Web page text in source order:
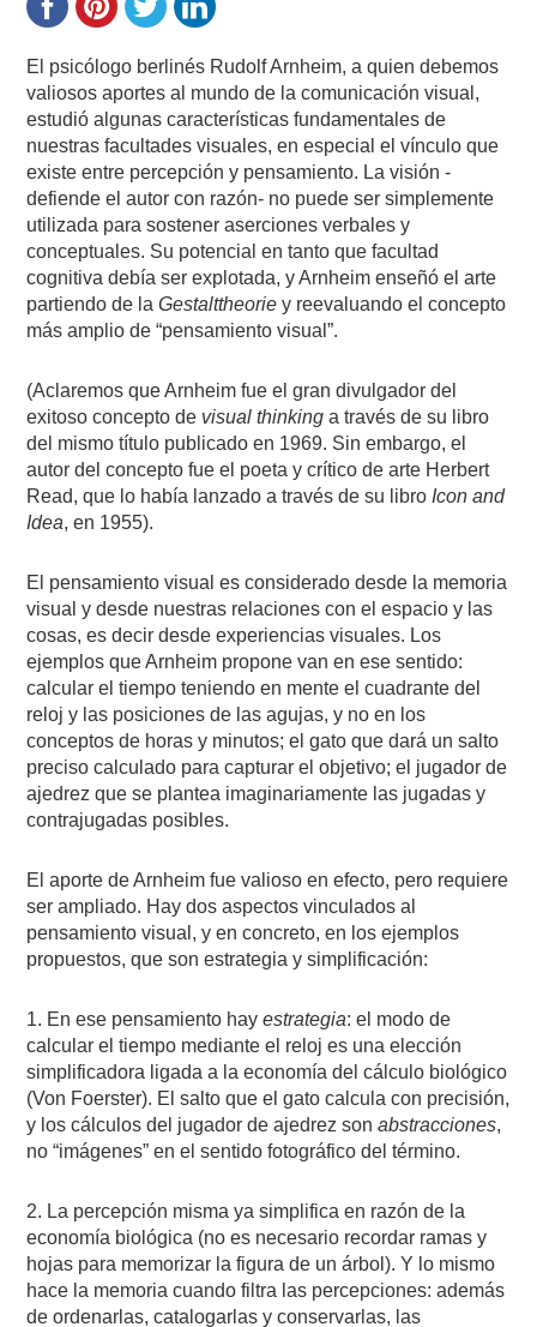
El psicólogo berlinés Rudolf Arnheim, a quien debemos
valiosos aportes al mundo de la comunicación visual,
estudió algunas características fundamentales de
nuestras facultades visuales, en especial el vínculo que
existe entre percepción y pensamiento. La visión -
defiende el autor con razón- no puede ser simplemente
utilizada para sostener aserciones verbales y
conceptuales. Su potencial en tanto que facultad
cognitiva debía ser explotada, y Arnheim enseñó el arte
partiendo de laGestalttheorie y reevaluando el concepto
más amplio de “pensamiento visual”.
(Aclaremos que Arnheim fue el gran divulgador del
exitoso concepto de visual thinking a través de su libro
del mismo título publicado en 1969. Sin embargo, el
autor del concepto fue el poeta y crítico de arte Herbert
Read, que lo había lanzado a través de su libro Icon and
Idea, en 1955).
El pensamiento visual es considerado desde la memoria
visual y desde nuestras relaciones con el espacio y las
cosas, es decir desde experiencias visuales. Los
ejemplos que Arnheim propone van en ese sentido:
calcular el tiempo teniendo en mente el cuadrante del
reloj y las posiciones de las agujas, y no en los
conceptos de horas y minutos; el gato que dará un salto
preciso calculado para capturar el objetivo; el jugador de
ajedrez que se plantea imaginariamente las jugadas y
contrajugadas posibles.
El aporte de Arnheim fue valioso en efecto, pero requiere
ser ampliado. Hay dos aspectos vinculados al
pensamiento visual, y en concreto, en los ejemplos
propuestos, que son estrategia y simplificación:
1. En ese pensamiento hayestrategia: el modo de
calcular el tiempo mediante el reloj es una elección
simplificadora ligada a la economía del cálculo biológico
(Von Foerster). El salto que el gato calcula con precisión,
y los cálculos del jugador de ajedrez sonabstracciones,
no “imágenes” en el sentido fotográfico del término.
2. La percepción misma ya simplifica en razón de la
economía biológica (no es necesario recordar ramas y
hojas para memorizar la figura de un árbol). Y lo mismo
hace la memoria cuando filtra las percepciones: además
de ordenarlas, catalogarlas y conservarlas, las